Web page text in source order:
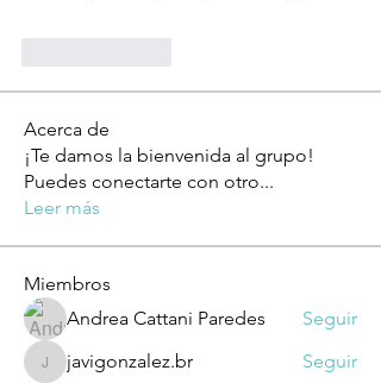
Acerca de
¡Te damos la bienvenida al grupo!
Puedes conectarte con otro...
Leer más
Miembros
Andrea Cattani Paredes
Seguir
javigonzalez.br
javigonzalez.br
Seguir